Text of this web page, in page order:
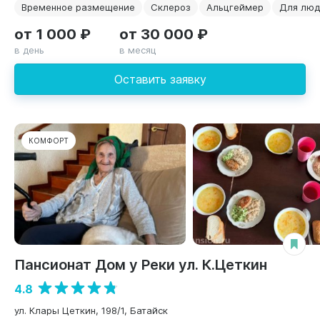
Временное размещение
Склероз Альцгеймер Для
Оставить заявку
от 1 000 ₽
в день
от 30 000 ₽
в месяц
КОМФОРТ
Пансионат Дом у Реки ул. К.Цеткин
4.8
ул. Клары Цеткин, 198/1, Батайск